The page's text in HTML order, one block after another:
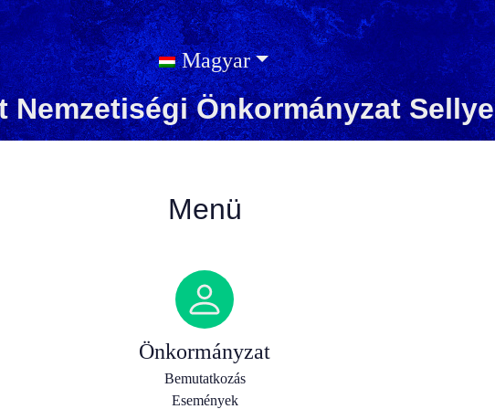
Magyar
Nemzetiségi Önkormányzat Sellye
Menü
Önkormányzat
Bemutatkozás
Események